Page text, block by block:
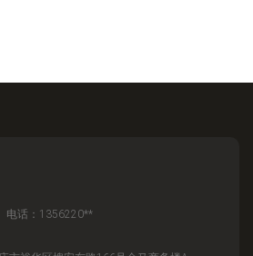
电话：1356220**